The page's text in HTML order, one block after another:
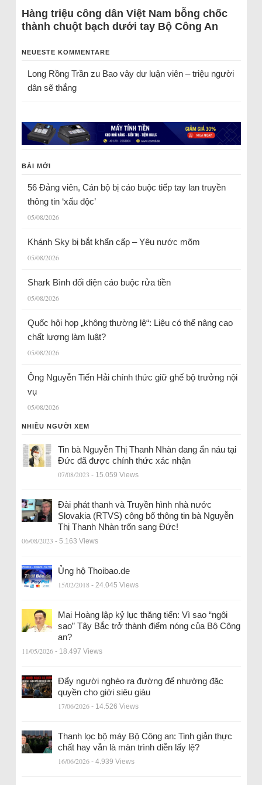
Hàng triệu công dân Việt Nam bỗng chốc
thành chuột bạch dưới tay Bộ Công An
NEUESTE KOMMENTARE
Long Rồng Trầnzu Bao vây dư luận viên – triệu người
dân sẽ thắng
BÀI MỚI
56 Đảng viên, Cán bộ bị cáo buộc tiếp tay lan truyền
thông tin ‘xấu độc’
05/08/2026
Khánh Sky bị bắt khẩn cấp – Yêu nước mõm
05/08/2026
Shark Bình đối diện cáo buộc rửa tiền
05/08/2026
Quốc hội họp „không thường lệ“: Liệu có thể nâng cao
chất lượng làm luật?
05/08/2026
Ông Nguyễn Tiến Hải chính thức giữ ghế bộ trưởng nội
vụ
05/08/2026
NHIỀU NGƯỜI XEM
Tin bà Nguyễn Thị Thanh Nhàn đang ẩn náu tại
Đức đã được chính thức xác nhận
07/08/2023 - 15.059 Views
Đài phát thanh và Truyền hình nhà nước
Slovakia (RTVS) công bố thông tin bà Nguyễn
Thị Thanh Nhàn trốn sang Đức!
06/08/2023 - 5.163 Views
Ủng hộ Thoibao.de
15/02/2018 - 24.045 Views
Mai Hoàng lập kỷ lục thăng tiến: Vì sao “ngôi
sao” Tây Bắc trở thành điểm nóng của Bộ Công
an?
11/05/2026 - 18.497 Views
Đẩy người nghèo ra đường để nhường đặc
quyền cho giới siêu giàu
17/06/2026 - 14.526 Views
Thanh lọc bộ máy Bộ Công an: Tinh giản thực
chất hay vẫn là màn trình diễn lấy lệ?
16/06/2026 - 4.939 Views